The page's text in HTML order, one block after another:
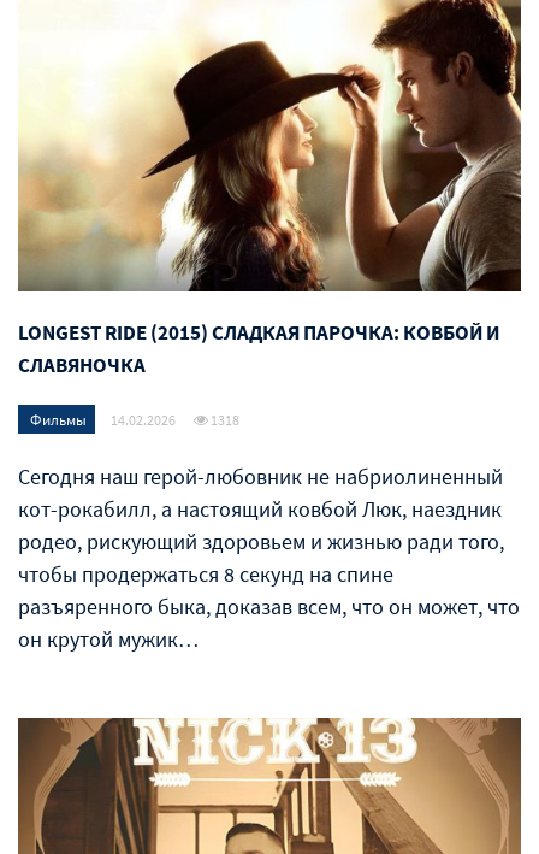
LONGEST RIDE (2015) СЛАДКАЯ ПАРОЧКА: КОВБОЙ И
СЛАВЯНОЧКА
Фильмы 14.02.2026 1318
Сегодня наш герой-любовник не набриолиненный
кот-рокабилл, а настоящий ковбой Люк, наездник
родео, рискующий здоровьем и жизнью ради того,
чтобы продержаться 8 секунд на спине
разъяренного быка, доказав всем, что он может, что
он крутой мужик…